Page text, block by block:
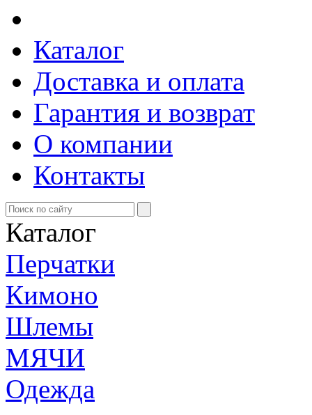
Каталог
Доставка и оплата
Гарантия и возврат
О компании
Контакты
Каталог
Перчатки
Кимоно
Шлемы
МЯЧИ
Одежда